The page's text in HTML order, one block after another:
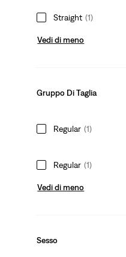
Straight (1)
Vedi di meno
Gruppo Di Taglia
Regular (1)
Regular (1)
Vedi di meno
Sesso